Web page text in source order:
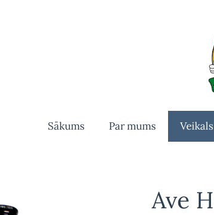
Sākums Par mums Veikals
Ave